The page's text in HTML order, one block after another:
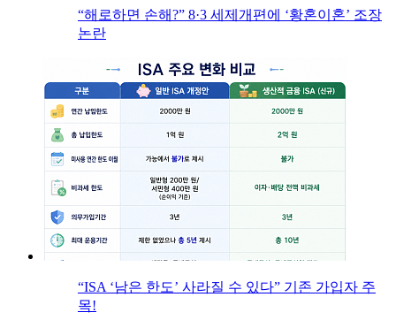
“해로하면 손해?” 8·3 세제개편에 ‘황혼이혼’ 조장
논란
“ISA ‘남은 한도’ 사라질 수 있다” 기존 가입자 주
목!